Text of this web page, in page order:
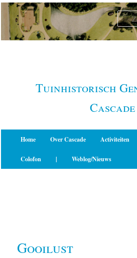
Spring
naar
primaire
Tuinhistorisch
Cascade
Home Over Cascade Activiteiten
Colofon | Weblog/Nieuws
Gooilust